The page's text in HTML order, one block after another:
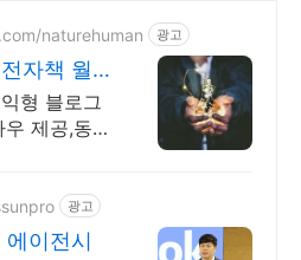
naturehuman 광고
자책 월
생!
형 블로그
제공,동
워요! 광고
이전시